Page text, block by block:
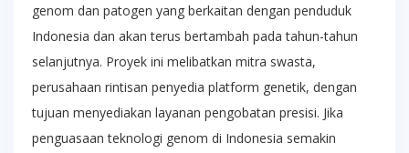
genom dan patogen yang berkaitan dengan penduduk
Indonesia dan akan terus bertambah pada tahun-tahun
selanjutnya. Proyek ini melibatkan mitra swasta,
perusahaan rintisan penyedia platform genetik, dengan
tujuan menyediakan layanan pengobatan presisi. Jika
penguasaan teknologi genom di Indonesia semakin